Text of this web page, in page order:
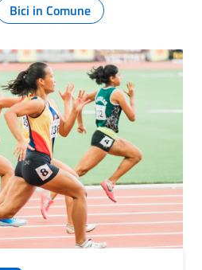
Bici in Comune